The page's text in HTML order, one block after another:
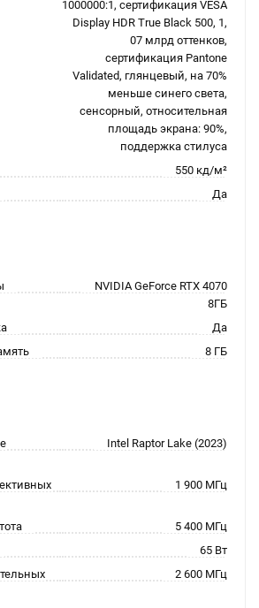
1000000:1, сертификация VESA
Display HDR True Black 500, 1,
07 млрд оттенков,
сертификация Pantone
Validated, глянцевый, на 70%
меньше синего света,
сенсорный, относительная
площадь экрана: 90%,
поддержка стилуса
550 кд/м²
Да
NVIDIA GeForce RTX 4070
8ГБ
Да
8 ГБ
Intel Raptor Lake (2023)
1 900 МГц
5 400 МГц
65 Вт
2 600 МГц